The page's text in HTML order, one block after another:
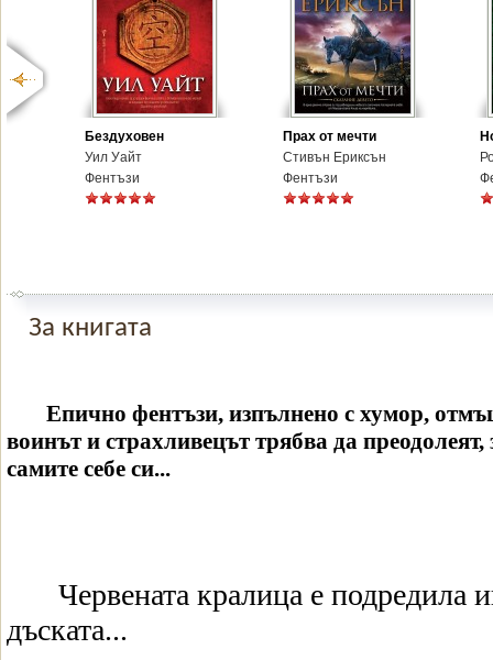
Бездуховен
Уил Уайт
Фентъзи
Прах от мечти
Стивън Ериксън
Фентъзи
За книгата
Епично фентъзи, изпълнено с хумор,
воинът и страхливецът трябва да преодолеят,
самите себе си...
Червената кралица е подредила
дъската...